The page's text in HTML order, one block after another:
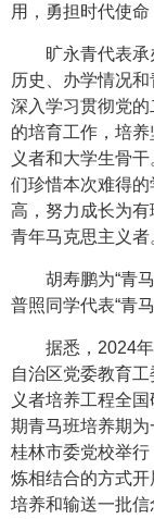
用，勇担时代使命
旷永青代表
历史、办学情况
深入学习贯彻党
的培育工作，培
义者和大学生骨
们珍惜本次难得
高，努力成长为
青年马克思主义者
胡寿鹏为“青
普照同学代表“青
据悉，2024
自治区党委教育
义者培养工程全
期青马班培养期
桂林市委党校举
炼相结合的方式
培养和输送一批